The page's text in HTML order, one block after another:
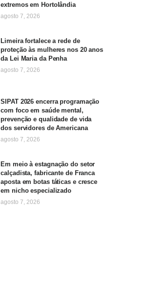
extremos em Hortolândia
agosto 7, 2026
Limeira fortalece a rede de
proteção às mulheres nos 20 anos
da Lei Maria da Penha
agosto 7, 2026
SIPAT 2026 encerra programação
com foco em saúde mental,
prevenção e qualidade de vida
dos servidores de Americana
agosto 7, 2026
Em meio à estagnação do setor
calçadista, fabricante de Franca
aposta em botas táticas e cresce
em nicho especializado
agosto 7, 2026